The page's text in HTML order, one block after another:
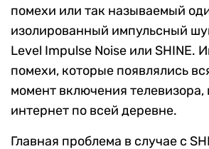
помехи или так называемый
изолированный импульсный
Level Impulse Noise или SHINE.
помехи, которые появлялись
момент включения телевизора,
интернет по всей деревне.
Главная проблема в случае с